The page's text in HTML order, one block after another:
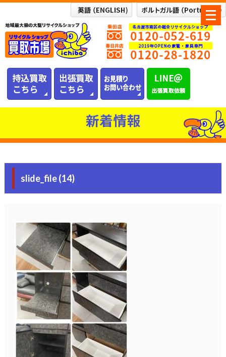
メ
ニ
ュ
ー
新着情報
slide_file (14)